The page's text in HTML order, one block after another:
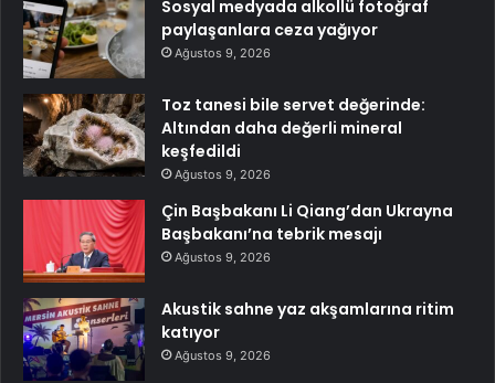
Sosyal medyada alkollü fotoğraf
paylaşanlara ceza yağıyor
Ağustos 9, 2026
Toz tanesi bile servet değerinde:
Altından daha değerli mineral
keşfedildi
Ağustos 9, 2026
Çin Başbakanı Li Qiang’dan Ukrayna
Başbakanı’na tebrik mesajı
Ağustos 9, 2026
Akustik sahne yaz akşamlarına ritim
katıyor
Ağustos 9, 2026